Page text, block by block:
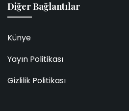
Diğer Bağlantılar
Künye
Yayın Politikası
Gizlilik Politikası